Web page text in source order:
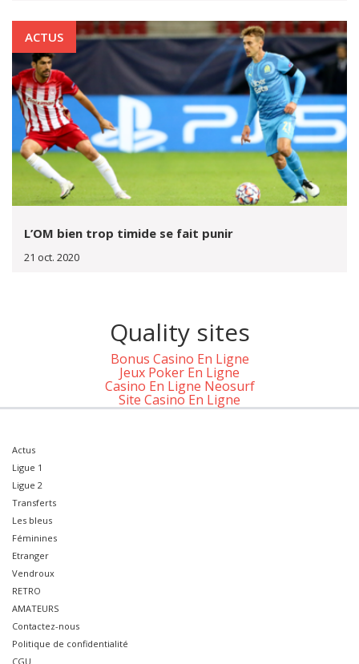
ACTUS
L’OM bien trop timide se fait punir
21 oct. 2020
Quality sites
Bonus Casino En Ligne
Jeux Poker En Ligne
Casino En Ligne Neosurf
Site Casino En Ligne
Actus
Ligue 1
Ligue 2
Transferts
Les bleus
Féminines
Etranger
Vendroux
RETRO
AMATEURS
Contactez-nous
Politique de confidentialité
CGU